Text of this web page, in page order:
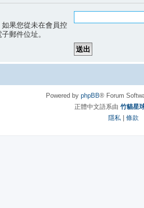
果您從未在會員控
郵件位址。
Powered by phpBB® Forum
正體中文語系由 竹貓星
隱私 | 條款